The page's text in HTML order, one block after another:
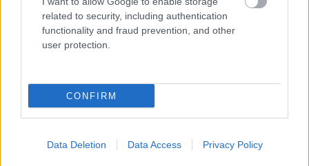
related to security, including authentication
functionality and fraud prevention, and other
user protection.
CONFIRM
Data Deletion Data Access Privacy Policy